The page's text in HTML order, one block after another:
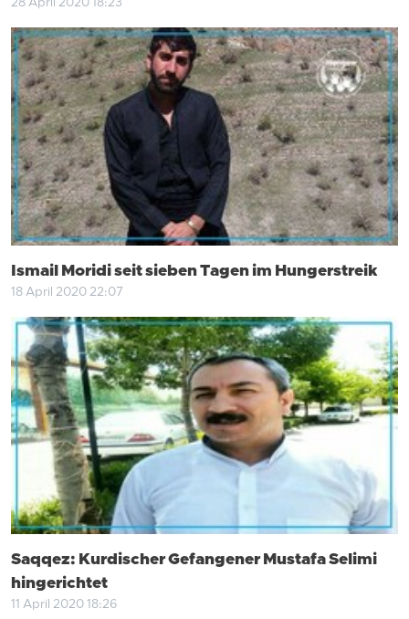
28 April 2020 18:23
Ismail Moridi seit sieben Tagen im Hungerstreik
18 April 2020 22:07
Saqqez: Kurdischer Gefangener Mustafa Selimi
hingerichtet
11 April 2020 18:26